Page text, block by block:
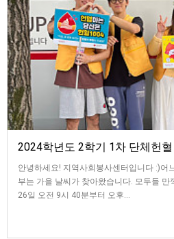
2024학년도 2학기 1차 단체헌혈
안녕하세요! 지역사회봉사센터입니다 :)어
부는 가을 날씨가 찾아왔습니다. 모두들 만
26일 오전 9시 40분부터 오후…